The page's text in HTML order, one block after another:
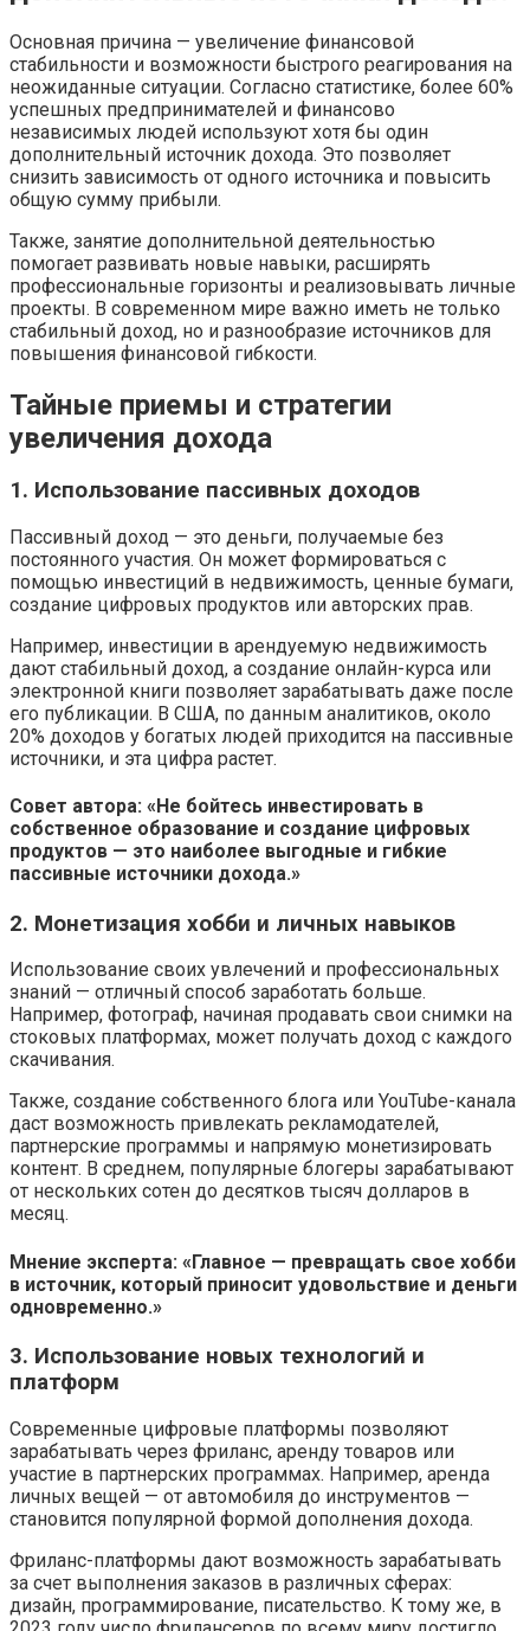
Основная причина — увеличение финансовой
стабильности и возможности быстрого реагирования на
неожиданные ситуации. Согласно статистике, более 60%
успешных предпринимателей и финансово
независимых людей используют хотя бы один
дополнительный источник дохода. Это позволяет
снизить зависимость от одного источника и повысить
общую сумму прибыли.
Также, занятие дополнительной деятельностью
помогает развивать новые навыки, расширять
профессиональные горизонты и реализовывать личные
проекты. В современном мире важно иметь не только
стабильный доход, но и разнообразие источников для
повышения финансовой гибкости.
Тайные приемы и стратегии
увеличения дохода
1. Использование пассивных доходов
Пассивный доход — это деньги, получаемые без
постоянного участия. Он может формироваться с
помощью инвестиций в недвижимость, ценные бумаги,
создание цифровых продуктов или авторских прав.
Например, инвестиции в арендуемую недвижимость
дают стабильный доход, а создание онлайн-курса или
электронной книги позволяет зарабатывать даже после
его публикации. В США, по данным аналитиков, около
20% доходов у богатых людей приходится на пассивные
источники, и эта цифра растет.
Совет автора: «Не бойтесь инвестировать в
собственное образование и создание цифровых
продуктов — это наиболее выгодные и гибкие
пассивные источники дохода.»
2. Монетизация хобби и личных навыков
Использование своих увлечений и профессиональных
знаний — отличный способ заработать больше.
Например, фотограф, начиная продавать свои снимки на
стоковых платформах, может получать доход с каждого
скачивания.
Также, создание собственного блога или YouTube-канала
даст возможность привлекать рекламодателей,
партнерские программы и напрямую монетизировать
контент. В среднем, популярные блогеры зарабатывают
от нескольких сотен до десятков тысяч долларов в
месяц.
Мнение эксперта: «Главное — превращать свое хобби
в источник, который приносит удовольствие и деньги
одновременно.»
3. Использование новых технологий и
платформ
Современные цифровые платформы позволяют
зарабатывать через фриланс, аренду товаров или
участие в партнерских программах. Например, аренда
личных вещей — от автомобиля до инструментов —
становится популярной формой дополнения дохода.
Фриланс-платформы дают возможность зарабатывать
за счет выполнения заказов в различных сферах:
дизайн, программирование, писательство. К тому же, в